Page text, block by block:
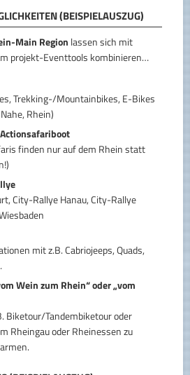
(BEISPIELAUSZUG)
Main Region lassen sich mit
projekt-Eventtools kombinieren…
Trekking-/Mountainbikes, E-Bikes
Rhein)
finden nur auf dem Rhein statt
City-Rallye Hanau, City-Rallye
mit z.B. Cabriojeeps, Quads,
Wein zum Rhein“ oder „vom
Biketour/Tandembiketour oder
Rheingau oder Rheinessen zu